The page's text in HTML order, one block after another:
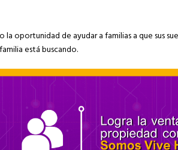
oportunidad de ayudar a familias a que sus
está buscando.